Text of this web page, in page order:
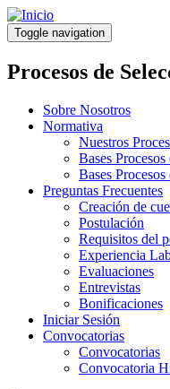
Pasar
al
contenido
principal
Toggle navigation
Procesos de
Sobre Nosotros
Normativa
Nuestros
Bases
Bases
Preguntas Frecuentes
Creación de
Postulación
Requisitos del
Experiencia
Evaluaciones
Entrevistas
Bonificaciones
Iniciar Sesión
Convocatorias
Convocatorias
Convocatoria